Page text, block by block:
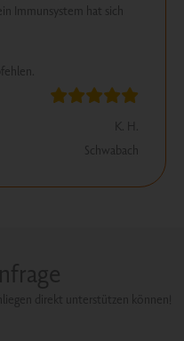
Immunsystem hat sich
K. H.
Schwabach